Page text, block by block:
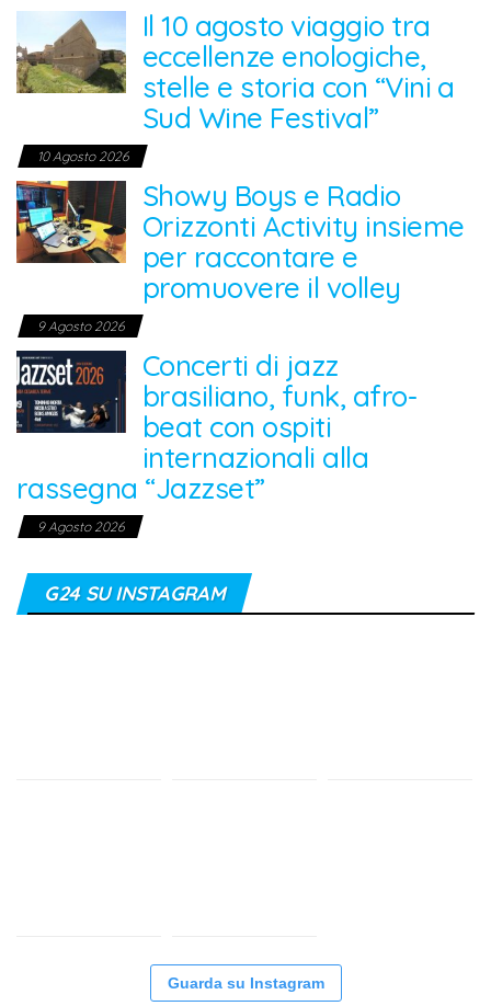
Il 10 agosto viaggio tra
eccellenze enologiche,
stelle e storia con “Vini a
Sud Wine Festival”
10 Agosto 2026
Showy Boys e Radio
Orizzonti Activity insieme
per raccontare e
promuovere il volley
9 Agosto 2026
Concerti di jazz
brasiliano, funk, afro-
beat con ospiti
internazionali alla
rassegna “Jazzset”
9 Agosto 2026
G24 SU INSTAGRAM
Guarda su Instagram